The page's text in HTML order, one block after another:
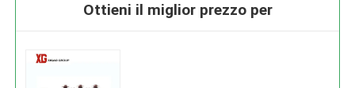
Ottieni il miglior prezzo per